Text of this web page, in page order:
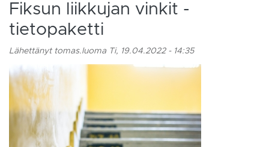
Fiksun liikkujan vinkit -
tietopaketti
Lähettänyt tomas.luoma Ti, 19.04.2022 - 14:35